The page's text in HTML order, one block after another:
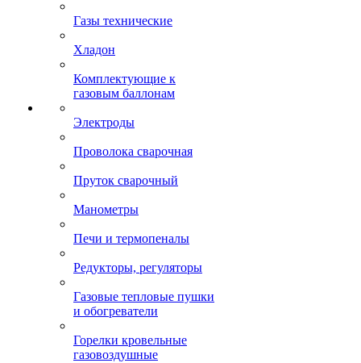
Газы технические
Хладон
Комплектующие к
газовым баллонам
Электроды
Проволока сварочная
Пруток сварочный
Манометры
Печи и термопеналы
Редукторы, регуляторы
Газовые тепловые пушки
и обогреватели
Горелки кровельные
газовоздушные